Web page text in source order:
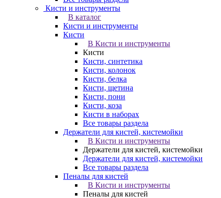
Кисти и инструменты
В каталог
Кисти и инструменты
Кисти
В Кисти и инструменты
Кисти
Кисти, синтетика
Кисти, колонок
Кисти, белка
Кисти, щетина
Кисти, пони
Кисти, коза
Кисти в наборах
Все товары раздела
Держатели для кистей, кистемойки
В Кисти и инструменты
Держатели для кистей, кистемойки
Держатели для кистей, кистемойки
Все товары раздела
Пеналы для кистей
В Кисти и инструменты
Пеналы для кистей